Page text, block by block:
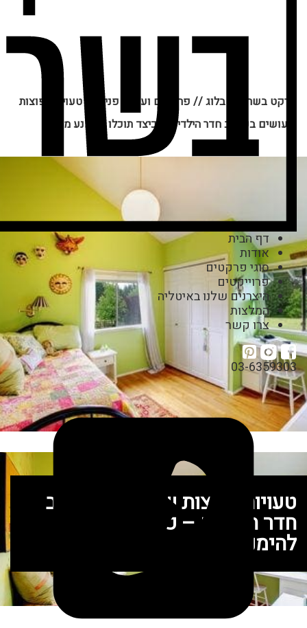
דף הבית
אודות
סוגי פרקטים
פרוייקטים
היצרנים שלנו באיטליה
המלצות
צרו קשר
03-6359303
פרקט בשרון בלוג// פרקטים ועיצוב פנים //טעויות נפוצות
שעושים בעיצוב חדר הילדים – כיצד תוכלו להימנע מהן?
טעויות נפוצות שעושים בעיצוב
חדר הילדים – כיצד תוכלו
להימנע מהן?